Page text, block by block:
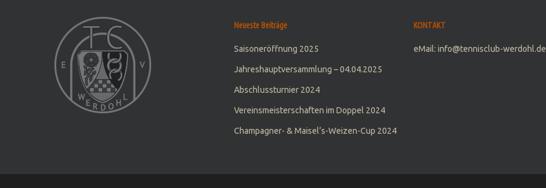
Neueste Beiträge
Saisoneröffnung 2025
Jahreshauptversammlung – 04.04.2025
Abschlussturnier 2024
Vereinsmeisterschaften im Doppel 2024
Champagner- & Maisel‘s-Weizen-Cup 2024
KONTAKT
eMail: info@tennisclub-werdohl.de